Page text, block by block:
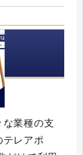
な業種の支
テレアポ